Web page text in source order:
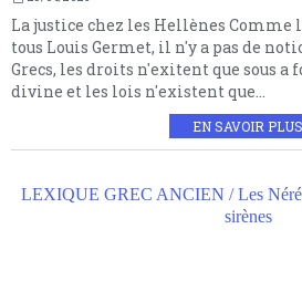
La justice chez les Hellènes
tous Louis Germet, il n'y a pas de
Grecs, les droits n'exitent que sous a
divine et les lois n'existent que...
EN SAVOIR PLUS
LEXIQUE GREC ANCIEN / Les
sirènes